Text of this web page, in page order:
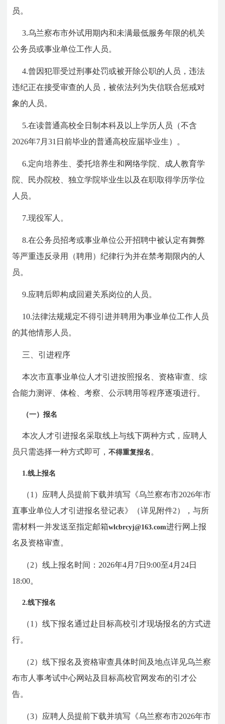
员。
3.乌兰察布市外试用期内和未满最低服务年限的机关
公务员或事业单位工作人员。
4.曾因犯罪受过刑事处罚或被开除公职的人员，违法
违纪正在接受审查的人员，被依法列为失信联合惩戒对
象的人员。
5.在读普通高校全日制本科及以上学历人员（不含
2026年7月31日前毕业的普通高校应届毕业生）。
6.定向培养生、委托培养生和网络学院、成人教育学
院、民办院校、独立学院毕业生以及在职取得学历学位
人员。
7.现役军人。
8.在公务员招考或事业单位公开招聘中被认定有舞弊
等严重违反录用（聘用）纪律行为并在禁考期限内的人
员。
9.应聘后即构成回避关系岗位的人员。
10.法律法规规定不得引进并聘用为事业单位工作人员
的其他情形人员。
三、引进程序
本次市直事业单位人才引进按照报名、资格审查、综
合能力测评、体检、考察、公示聘用等程序逐项进行。
（一）报名
本次人才引进报名采取线上与线下两种方式， 应聘人
员只需选择一种方式即可，不得重复报名 。
1.线上报名
（1）应聘人员提前下载并填写《乌兰察布市2026年市
直事业单位人才引进报名登记表》（详见附件2），与所
需材料一并发送至指定邮箱wlcbrcyj@163.com进行网上报
名及资格审查。
（2）线上报名时间：2026年4月7日9:00至4月24日
18:00。
2.线下报名
（1）线下报名通过赴目标高校引才现场报名的方式进
行。
（2）线下报名及资格审查具体时间及地点详见乌兰察
布市人事考试中心网站及目标高校官网发布的引才公
告。
（3）应聘人员提前下载并填写《乌兰察布市2026年市